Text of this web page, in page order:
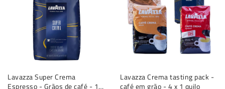
Lavazza Super Crema
Espresso - Grãos de café - 1
Lavazza Crema tasting pack -
café em grão - 4 x 1 quilo